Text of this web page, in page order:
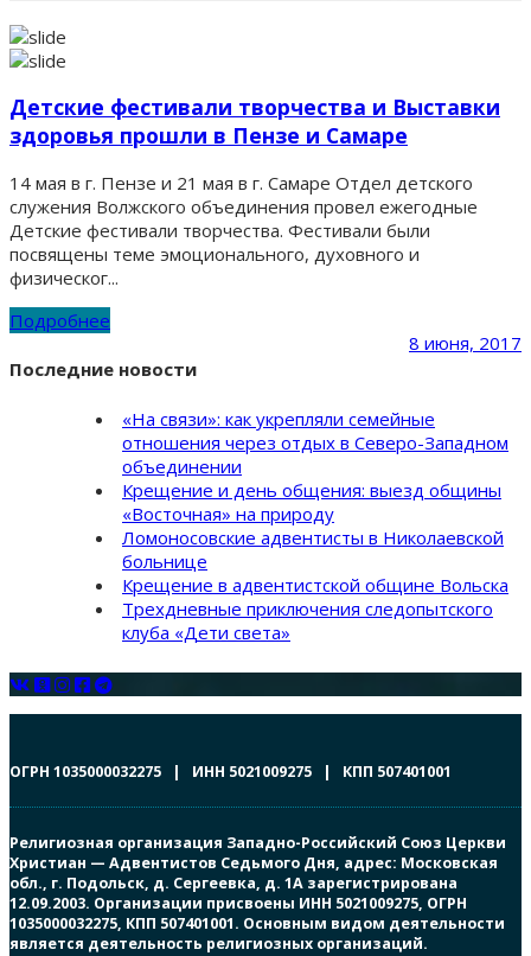
Детские фестивали творчества и Выставки
здоровья прошли в Пензе и Самаре
14 мая в г. Пензе и 21 мая в г. Самаре Отдел детского
служения Волжского объединения провел ежегодные
Детские фестивали творчества. Фестивали были
посвящены теме эмоционального, духовного и
физическог...
Подробнее
8 июня, 2017
Последние новости
«На связи»: как укрепляли семейные
отношения через отдых в Северо-Западном
объединении
Крещение и день общения: выезд общины
«Восточная» на природу
Ломоносовские адвентисты в Николаевской
больнице
Крещение в адвентистской общине Вольска
Трехдневные приключения следопытского
клуба «Дети света»
ОГРН 1035000032275 | ИНН 5021009275 | КПП 507401001
Религиозная организация Западно-Российский Союз Церкви
Христиан — Адвентистов Седьмого Дня, адрес: Московская
обл., г. Подольск, д. Сергеевка, д. 1А зарегистрирована
12.09.2003. Организации присвоены ИНН 5021009275, ОГРН
1035000032275, КПП 507401001. Основным видом деятельности
является деятельность религиозных организаций.